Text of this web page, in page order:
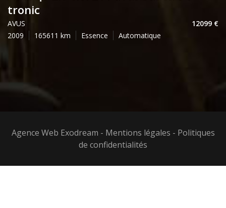
tronic
AVUS
12099
2009
165611 Essence Automatique
Agence Web Exodream - Mentions légales - Politiques
de confidentialités